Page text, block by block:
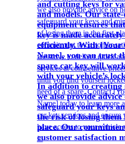
and cutting keys for
and models. Our
equipment ensures
key is made accurately
efficiently. With [Your
Name], you can trust
spare car key will
with your vehicle’s
In addition to creating
we also provide advice
safeguard your keys
the risk of losing
place. Our
customer satisfaction